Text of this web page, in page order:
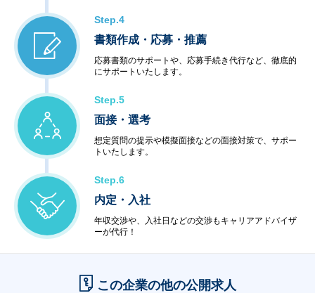
Step.4
書類作成・応募・推薦
応募書類のサポートや、応募手続き代行など、徹底的
にサポートいたします。
Step.5
面接・選考
想定質問の提示や模擬面接などの面接対策で、サポー
トいたします。
Step.6
内定・入社
年収交渉や、入社日などの交渉もキャリアアドバイザ
ーが代行！
この企業の他の公開求人